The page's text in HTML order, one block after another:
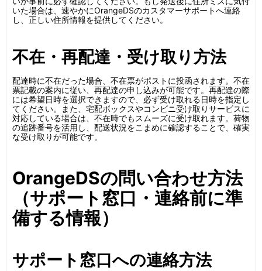
いた場合は、速やかにOrangeDSのカスタマーサポートへ連絡
し、正しい住所情報を提供してください。
不在・再配達・受け取り方法
配達時に不在だった場合、不在票がポストに投函されます。不在
票記載の案内に従い、再配達の申し込みが可能です。再配達の際
には希望日時を選択できますので、必ず受け取れる日時を指定し
てください。また、宅配ボックスやコンビニ受け取りサービスに
対応している場合は、不在時でもスムーズに受け取れます。荷物
の追跡番号を活用し、配送状況をこまめに確認することで、確実
な受け取りが可能です。
OrangeDSの問い合わせ方法
（サポート窓口・連絡前に準
備する情報）
サポート窓口への連絡方法